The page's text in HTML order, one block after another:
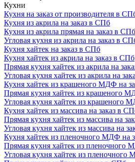
Кухни
Кухня на заказ от производителя в
Кухня из акрила на заказ в СПб
Кухня из акрила прямая на заказ в СПб
Угловая кухня из акрила на заказ в
Кухня хайтек на заказ в СПб
Кухня хайтек из акрила на заказ в СПб
Прямая кухня хайтек из акрила на
Угловая кухня хайтек из акрила на
Кухня хайтек из крашеного МДФ на
Прямая кухня хайтек из крашеного
Угловая кухня хайтек из крашеного
Кухня хайтек из массива на заказ в
Прямая кухня хайтек из массива на
Угловая кухня хайтек из массива на
Кухня хайтек из пленочного МДФ на
Прямая кухня хайтек из пленочного
Угловая кухня хайтек из